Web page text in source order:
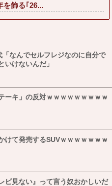
を飾る｢26...
「なんでセルフレジなのに自分で
いけないんだ」
ーキ」の反対ｗｗｗｗｗｗｗｗｗ
けて発売するSUVｗｗｗｗｗｗｗ
ビ見ない』って言う奴おかしいだ